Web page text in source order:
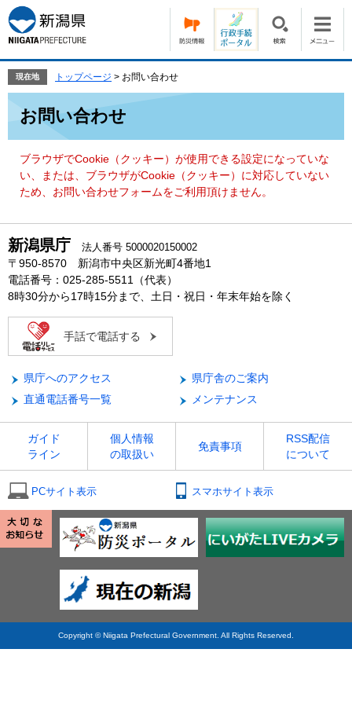
ー
ジ
の
頭
す。
ニ
ュ
ー
飛
て
現在地 トップページ > お問い合わせ
お問い合わせ
ブラウザでCookie（クッキー）が使用できる設定になっていな
い、または、ブラウザがCookie（クッキー）に対応していない
ため、お問い合わせフォームをご利用頂けません。
新潟県庁 法人番号 5000020150002
〒950-8570 新潟市中央区新光町4番地1
電話番号：025-285-5511（代表）
8時30分から17時15分まで、土日・祝日・年末年始を除く
手話で電話する
県庁へのアクセス
県庁舎のご案内
直通電話番号一覧
メンテナンス
ガイド
ライン
個人情報
の取扱い
免責事項
RSS配信
について
PCサイト表示 スマホサイト表示
Copyright © Niigata Prefectural Government. All Rights Reserved.